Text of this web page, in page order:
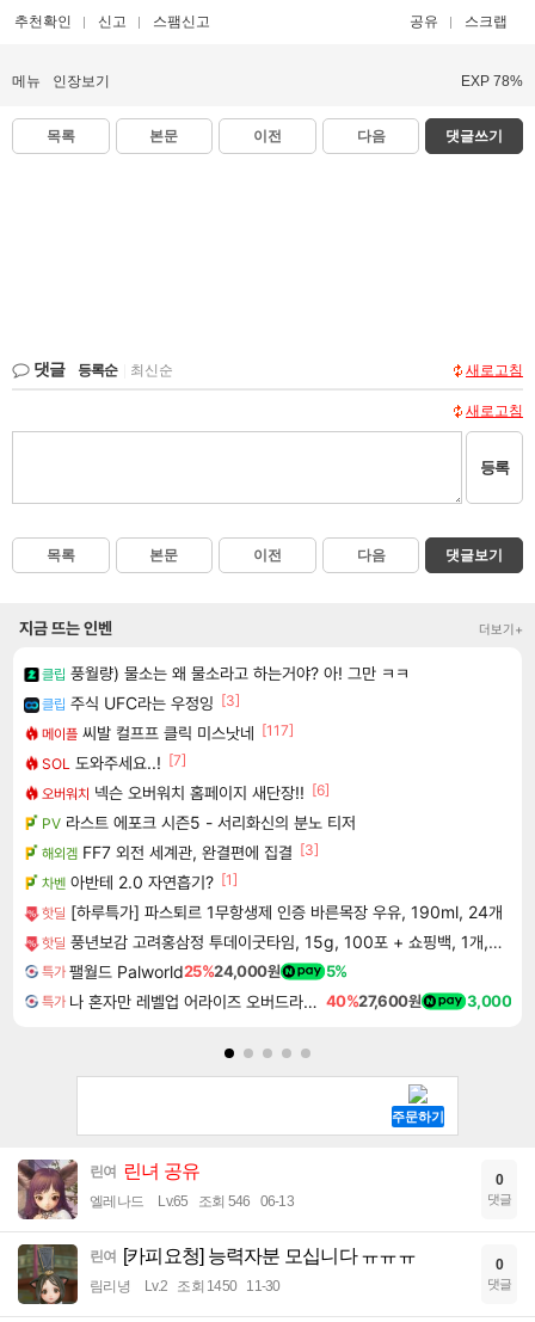
추천확인 신고 스팸신고 공유 스크랩
메뉴 인장보기 EXP 78%
목록 본문 이전 다음 댓글쓰기
댓글 등록순 최신순 새로고침
새로고침
등록
목록 본문 이전 다음 댓글보기
지금 뜨는 인벤 더보기+
클립 풍월량) 물소는 왜 물소라고 하는거야? 아! 그만 ㅋㅋ
클립 주식 UFC라는 우정잉 [3]
메이플 씨발 컬프프 클릭 미스낫네 [117]
SOL 도와주세요..! [7]
오버워치 넥슨 오버워치 홈페이지 새단장!! [6]
PV 라스트 에포크 시즌5 - 서리화신의 분노 티저
해외겜 FF7 외전 세계관, 완결편에 집결 [3]
차벤 아반테 2.0 자연흡기? [1]
핫딜 [하루특가] 파스퇴르 1무항생제 인증 바른목장 우유, 190ml, 24개
핫딜 풍년보감 고려홍삼정 투데이굿타임, 15g, 100포 + 쇼핑백, 1개, 1세트
특가 팰월드 Palworld25%24,000원 5%
특가 나 혼자만 레벨업 어라이즈 오버드라이브 Solo Leveling Arise 40%27,600원 3,000
린여 린녀 공유
엘레나드 Lv.65 조회 546 06-13
0
댓글
린여 [카피요청] 능력자분 모십니다 ㅠㅠㅠ
림리녕 Lv.2 조회 1450 11-30
0
댓글